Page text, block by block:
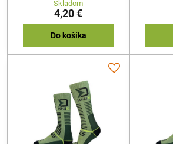
Skladom
4,20 €
Do košíka